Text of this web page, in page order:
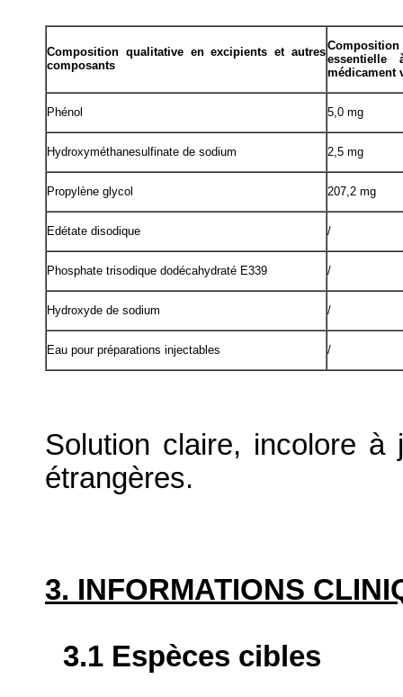
Composition qualitative en excipients et autres
composants
essentielle
médicament
Phénol 5,0 mg
Hydroxyméthanesulfinate de sodium 2,5 mg
Propylène glycol 207,2 mg
Edétate disodique /
Phosphate trisodique dodécahydraté E339 /
Hydroxyde de sodium /
Eau pour préparations injectables /
Solution claire, incolore à
étrangères.
3. INFORMATIONS
3.1 Espèces cibles